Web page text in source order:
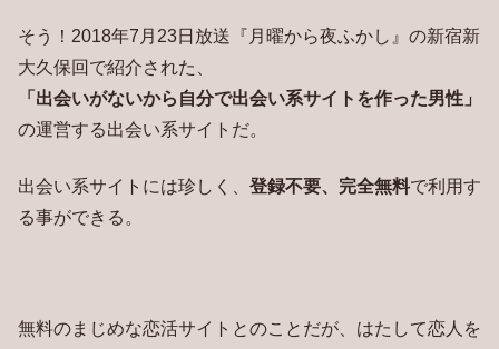
そう！2018年7月23日放送『月曜から夜ふかし』の新宿新
大久保回で紹介された、
「出会いがないから自分で出会い系サイトを作った男性」
の運営する出会い系サイトだ。
出会い系サイトには珍しく、 登録不要、完全無料で利用す
る事ができる。
無料のまじめな恋活サイトとのことだが、はたして恋人を